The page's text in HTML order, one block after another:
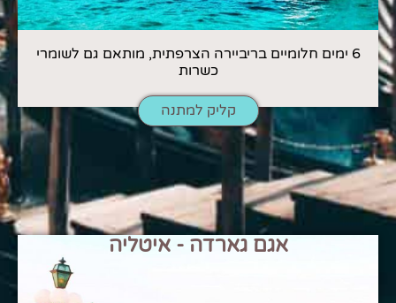
6 ימים חלומיים בריביירה הצרפתית, מותאם גם לשומרי
כשרות
קליק למתנה
אגם גארדה - איטליה